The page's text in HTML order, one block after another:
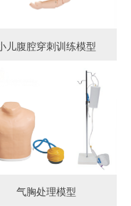
儿腹腔穿刺训练模型
气胸处理模型